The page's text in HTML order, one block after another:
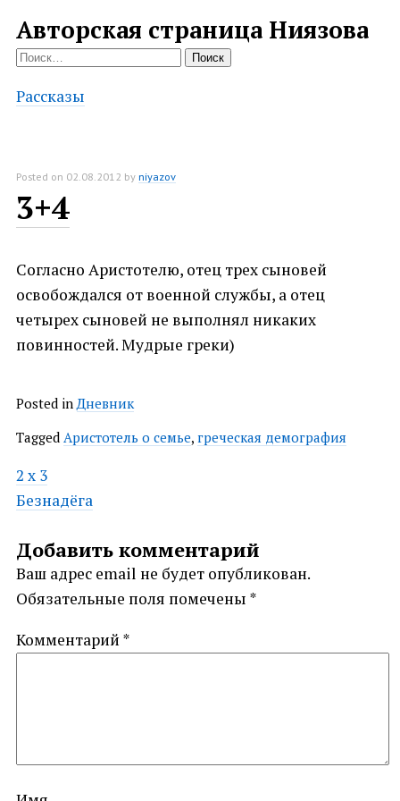
Авторская страница Ниязова
Найти:
Рассказы
Posted on 02.08.2012 byniyazov
3+4
Согласно Аристотелю, отец трех сыновей
освобождался от военной службы, а отец
четырех сыновей не выполнял никаких
повинностей. Мудрые греки)
Posted in Дневник
Tagged Аристотель о семье, греческая демография
Post
navigation
2 х 3
Безнадёга
Добавить комментарий
Ваш адрес email не будет опубликован.
Обязательные поля помечены *
Комментарий *